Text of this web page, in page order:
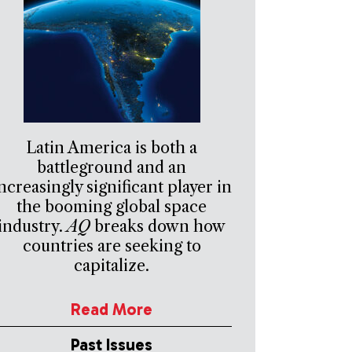
Latin America is both a
battleground and an
significant player in
the booming global space
AQ breaks down how
countries are seeking to
capitalize.
Read More
Past Issues